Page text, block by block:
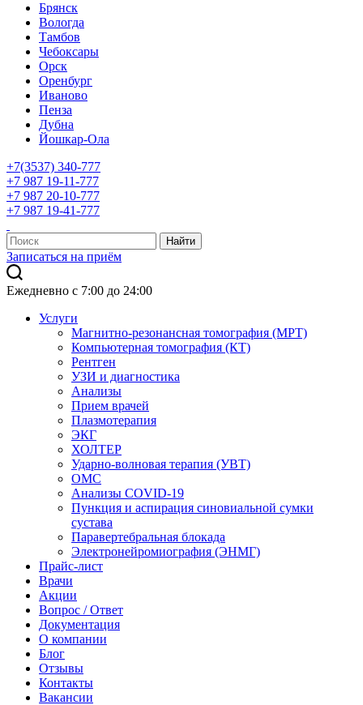
Брянск
Вологда
Тамбов
Чебоксары
Орск
Оренбург
Иваново
Пенза
Дубна
Йошкар-Ола
+7(3537) 340-777
+7 987 19-11-777
+7 987 20-10-777
+7 987 19-41-777
Записаться на приём
Ежедневно с 7:00 до 24:00
Услуги
Магнитно-резонансная томография (МРТ)
Компьютерная томография (КТ)
Рентген
УЗИ и диагностика
Анализы
Прием врачей
Плазмотерапия
ЭКГ
ХОЛТЕР
Ударно-волновая терапия (УВТ)
ОМС
Анализы COVID-19
Пункция и аспирация синовиальной сумки
сустава
Паравертебральная блокада
Электронейромиография (ЭНМГ)
Прайс-лист
Врачи
Акции
Вопрос / Ответ
Документация
О компании
Блог
Отзывы
Контакты
Вакансии